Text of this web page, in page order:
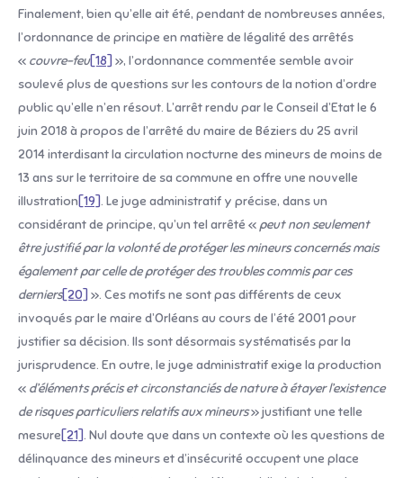
Finalement, bien qu’elle ait été, pendant de nombreuses années,
l’ordonnance de principe en matière de légalité des arrêtés
« couvre-feu[18] », l’ordonnance commentée semble avoir
soulevé plus de questions sur les contours de la notion d’ordre
public qu’elle n’en résout. L’arrêt rendu par le Conseil d’Etat le 6
juin 2018 à propos de l’arrêté du maire de Béziers du 25 avril
2014 interdisant la circulation nocturne des mineurs de moins de
13 ans sur le territoire de sa commune en offre une nouvelle
illustration[19]. Le juge administratif y précise, dans un
considérant de principe, qu’un tel arrêté « peut non seulement
être justifié par la volonté de protéger les mineurs concernés mais
également par celle de protéger des troubles commis par ces
derniers[20] ». Ces motifs ne sont pas différents de ceux
invoqués par le maire d’Orléans au cours de l’été 2001 pour
justifier sa décision. Ils sont désormais systématisés par la
jurisprudence. En outre, le juge administratif exige la production
« d’éléments précis et circonstanciés de nature à étayer l’existence
de risques particuliers relatifs aux mineurs» justifiant une telle
mesure[21]. Nul doute que dans un contexte où les questions de
délinquance des mineurs et d’insécurité occupent une place